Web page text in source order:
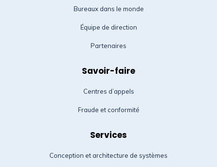
Bureaux dans le monde
Équipe de direction
Partenaires
Savoir-faire
Centres d’appels
Fraude et conformité
Services
Conception et architecture de systèmes